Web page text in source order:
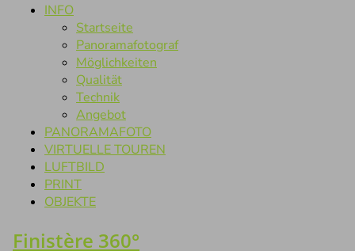
INFO
Startseite
Panoramafotograf
Möglichkeiten
Qualität
Technik
Angebot
PANORAMAFOTO
VIRTUELLE TOUREN
LUFTBILD
PRINT
OBJEKTE
Finistère 360°